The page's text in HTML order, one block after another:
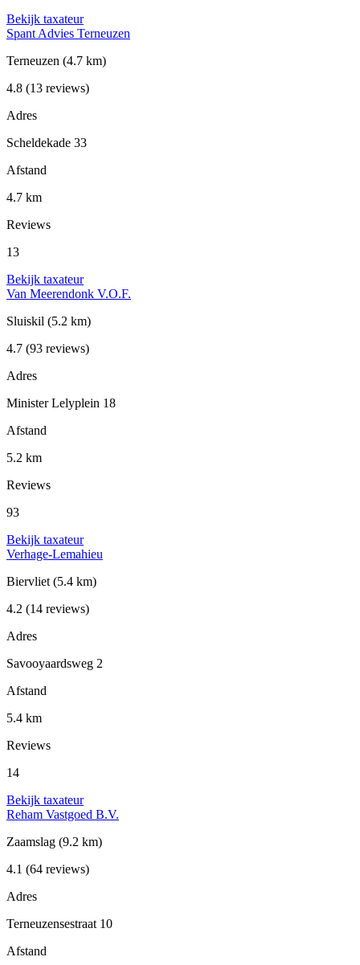
Bekijk taxateur
Spant Advies Terneuzen
Terneuzen (4.7 km)
4.8 (13 reviews)
Adres
Scheldekade 33
Afstand
4.7 km
Reviews
13
Bekijk taxateur
Van Meerendonk V.O.F.
Sluiskil (5.2 km)
4.7 (93 reviews)
Adres
Minister Lelyplein 18
Afstand
5.2 km
Reviews
93
Bekijk taxateur
Verhage-Lemahieu
Biervliet (5.4 km)
4.2 (14 reviews)
Adres
Savooyaardsweg 2
Afstand
5.4 km
Reviews
14
Bekijk taxateur
Reham Vastgoed B.V.
Zaamslag (9.2 km)
4.1 (64 reviews)
Adres
Terneuzensestraat 10
Afstand